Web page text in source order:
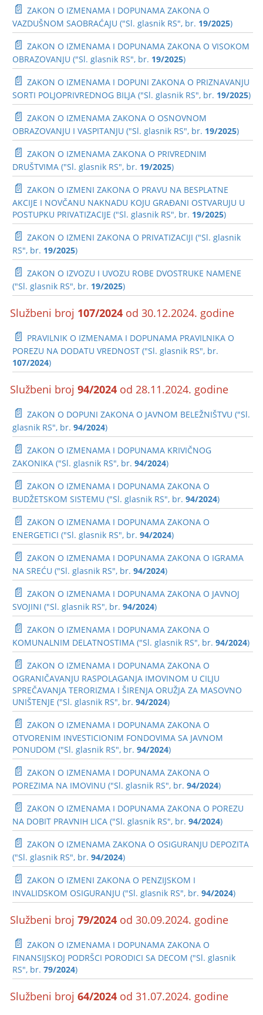
📄 ZAKON O IZMENAMA I DOPUNAMA ZAKONA O
VAZDUŠNOM SAOBRAĆAJU ("Sl. glasnik RS", br. 19/2025)
📄 ZAKON O IZMENAMA I DOPUNAMA ZAKONA O VISOKOM
OBRAZOVANJU ("Sl. glasnik RS", br. 19/2025)
📄 ZAKON O IZMENAMA I DOPUNI ZAKONA O PRIZNAVANJU
SORTI POLJOPRIVREDNOG BILJA ("Sl. glasnik RS", br. 19/2025)
📄 ZAKON O IZMENAMA ZAKONA O OSNOVNOM
OBRAZOVANJU I VASPITANJU ("Sl. glasnik RS", br. 19/2025)
📄 ZAKON O IZMENAMA ZAKONA O PRIVREDNIM
DRUŠTVIMA ("Sl. glasnik RS", br. 19/2025)
📄 ZAKON O IZMENI ZAKONA O PRAVU NA BESPLATNE
AKCIJE I NOVČANU NAKNADU KOJU GRAĐANI OSTVARUJU U
POSTUPKU PRIVATIZACIJE ("Sl. glasnik RS", br. 19/2025)
📄 ZAKON O IZMENI ZAKONA O PRIVATIZACIJI ("Sl. glasnik
RS", br. 19/2025)
📄 ZAKON O IZVOZU I UVOZU ROBE DVOSTRUKE NAMENE
("Sl. glasnik RS", br. 19/2025)
Službeni broj 107/2024 od 30.12.2024. godine
📄 PRAVILNIK O IZMENAMA I DOPUNAMA PRAVILNIKA O
POREZU NA DODATU VREDNOST ("Sl. glasnik RS", br.
107/2024)
Službeni broj94/2024 od 28.11.2024. godine
📄 ZAKON O DOPUNI ZAKONA O JAVNOM BELEŽNIŠTVU ("Sl.
glasnik RS", br.94/2024)
📄 ZAKON O IZMENAMA I DOPUNAMA KRIVIČNOG
ZAKONIKA ("Sl. glasnik RS", br.94/2024)
📄 ZAKON O IZMENAMA I DOPUNAMA ZAKONA O
BUDŽETSKOM SISTEMU ("Sl. glasnik RS", br.94/2024)
📄 ZAKON O IZMENAMA I DOPUNAMA ZAKONA O
ENERGETICI ("Sl. glasnik RS", br.94/2024)
📄 ZAKON O IZMENAMA I DOPUNAMA ZAKONA O IGRAMA
NA SREĆU ("Sl. glasnik RS", br.94/2024)
📄 ZAKON O IZMENAMA I DOPUNAMA ZAKONA O JAVNOJ
SVOJINI ("Sl. glasnik RS", br.94/2024)
📄 ZAKON O IZMENAMA I DOPUNAMA ZAKONA O
KOMUNALNIM DELATNOSTIMA ("Sl. glasnik RS", br.94/2024)
📄 ZAKON O IZMENAMA I DOPUNAMA ZAKONA O
OGRANIČAVANJU RASPOLAGANJA IMOVINOM U CILJU
SPREČAVANJA TERORIZMA I ŠIRENJA ORUŽJA ZA MASOVNO
UNIŠTENJE ("Sl. glasnik RS", br.94/2024)
📄 ZAKON O IZMENAMA I DOPUNAMA ZAKONA O
OTVORENIM INVESTICIONIM FONDOVIMA SA JAVNOM
PONUDOM ("Sl. glasnik RS", br.94/2024)
📄 ZAKON O IZMENAMA I DOPUNAMA ZAKONA O
POREZIMA NA IMOVINU ("Sl. glasnik RS", br.94/2024)
📄 ZAKON O IZMENAMA I DOPUNAMA ZAKONA O POREZU
NA DOBIT PRAVNIH LICA ("Sl. glasnik RS", br.94/2024)
📄 ZAKON O IZMENAMA ZAKONA O OSIGURANJU DEPOZITA
("Sl. glasnik RS", br.94/2024)
📄 ZAKON O IZMENI ZAKONA O PENZIJSKOM I
INVALIDSKOM OSIGURANJU ("Sl. glasnik RS", br.94/2024)
Službeni broj79/2024 od 30.09.2024. godine
📄 ZAKON O IZMENAMA I DOPUNAMA ZAKONA O
FINANSIJSKOJ PODRŠCI PORODICI SA DECOM ("Sl. glasnik
RS", br.79/2024)
Službeni broj64/2024 od 31.07.2024. godine